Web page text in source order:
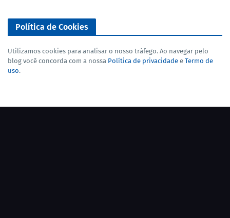
Política de Cookies
Utilizamos cookies para analisar o nosso tráfego. Ao navegar pelo
blog você concorda com a nossa Política de privacidade e Termo de
uso.